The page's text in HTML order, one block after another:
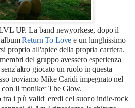
UP. La band newyorkese, dopo il
album Return To Love e un lunghissimo
proprio all'apice della propria carriera.
del gruppo avessero esperienza
giocato un ruolo in questa
troviamo Mike Caridi impegnato nel
con il moniker The Glow.
tra i più validi eredi del suono indie-rock